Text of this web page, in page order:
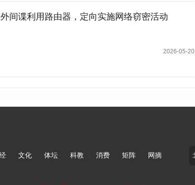
键。
间谍利用路由器，定向实施网络窃密活动
2026-05-20
文化 体坛 科教 消费 矩阵 网摘